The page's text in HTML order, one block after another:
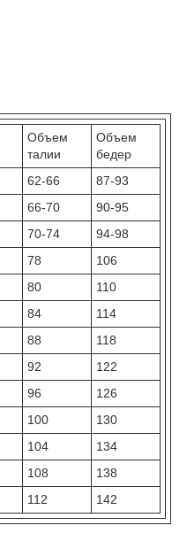
Объем
талии
Объем
бедер
62-66
87-93
66-70
90-95
70-74
94-98
78
106
80
110
84
114
88
118
92
122
96
126
100
130
104
134
108
138
112 142